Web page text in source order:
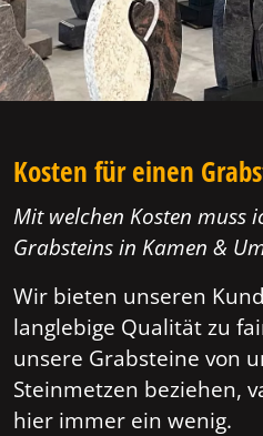
Kosten für einen
Mit welchen Kosten muss
Grabsteins in Kamen &
Wir bieten unseren
langlebige Qualität zu
unsere Grabsteine von
Steinmetzen beziehen,
hier immer ein wenig.